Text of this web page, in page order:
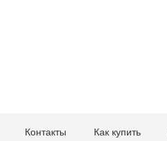
Контакты Как купить